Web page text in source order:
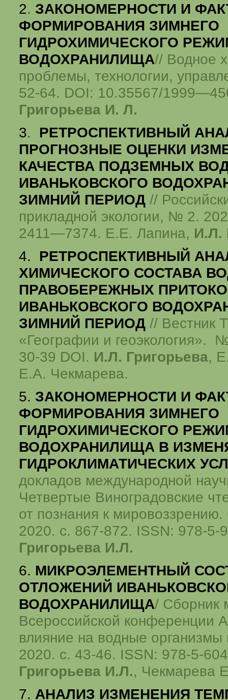
2. ЗАКОНОМЕРНОСТИ И
ФОРМИРОВАНИЯ ЗИМНЕГО
ГИДРОХИМИЧЕСКОГО
ВОДОХРАНИЛИЩА// Водное
проблемы, технологии,
52-64. DOI: 10.35567/
Григорьева И. Л.
3. РЕТРОСПЕКТИВНЫЙ
ПРОГНОЗНЫЕ ОЦЕНКИ
КАЧЕСТВА ПОДЗЕМНЫХ
ИВАНЬКОВСКОГО
ЗИМНИЙ ПЕРИОД //
прикладной экологии, № 2.
2411—7374. Е.Е. Лапина, И.Л.
4.
РЕТРОСПЕКТИВНЫЙ
ХИМИЧЕСКОГО СОСТАВА
ПРАВОБЕРЕЖНЫХ
ИВАНЬКОВСКОГО
ЗИМНИЙ ПЕРИОД // Вестник
«Географии и геоэкология».
30-39 DOI. И.Л. Григорьева,
Е.А. Чекмарева.
5. ЗАКОНОМЕРНОСТИ И
ФОРМИРОВАНИЯ ЗИМНЕГО
ГИДРОХИМИЧЕСКОГО
ВОДОХРАНИЛИЩА В
ГИДРОКЛИМАТИЧЕСКИХ
докладов международной
Четвертые Виноградовские
от познания к мировоззрению.
2020. с. 867-872. ISSN: 978-5-
Григорьева И.Л.
6. МИКРОЭЛЕМЕНТНЫЙ
ОТЛОЖЕНИЙ
ВОДОХРАНИЛИЩА/ Сборник
Всероссийской конференции
влияние на водные организмы
2020. с. 43-46. ISSN: 978-5-
Григорьева И.Л., Чекмарева
7. АНАЛИЗ ИЗМЕНЕНИЯ